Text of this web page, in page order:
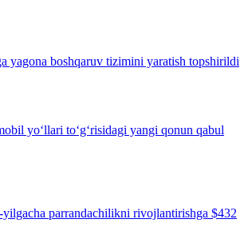
yagona boshqaruv tizimini yaratish topshirildi
yo‘llari to‘g‘risidagi yangi qonun qabul
yilgacha parrandachilikni rivojlantirishga $432